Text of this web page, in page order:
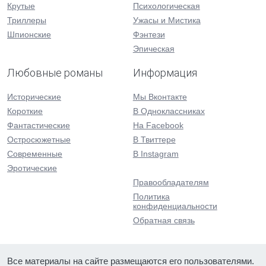
Крутые
Триллеры
Шпионские
Психологическая
Ужасы и Мистика
Фэнтези
Эпическая
Любовные романы
Исторические
Короткие
Фантастические
Остросюжетные
Современные
Эротические
Информация
Мы Вконтакте
В Одноклассниках
На Facebook
В Твиттере
В Instagram
Правообладателям
Политика
конфиденциальности
Обратная связь
Все материалы на сайте размещаются его пользователями.